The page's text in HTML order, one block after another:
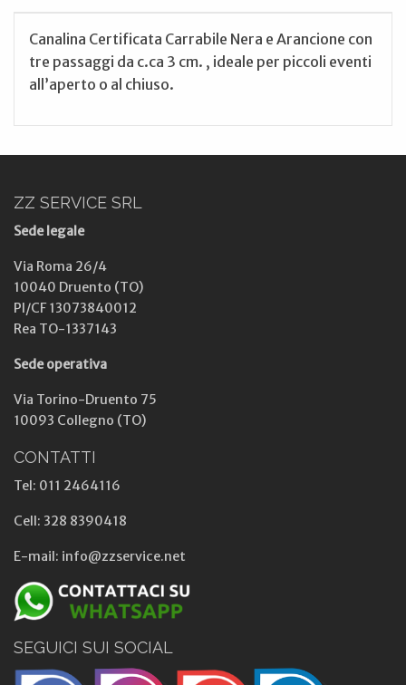
Canalina Certificata Carrabile Nera e Arancione con
tre passaggi da c.ca 3 cm. , ideale per piccoli eventi
all’aperto o al chiuso.
ZZ SERVICE SRL
Sede legale
Via Roma 26/4
10040 Druento (TO)
PI/CF 13073840012
Rea TO-1337143
Sede operativa
Via Torino-Druento 75
10093 Collegno (TO)
CONTATTI
Tel: 011 2464116
Cell: 328 8390418
E-mail: info@zzservice.net
SEGUICI SUI SOCIAL